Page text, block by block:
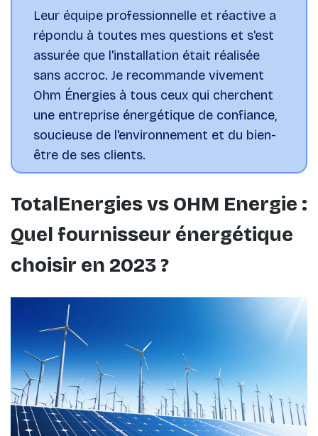
Leur équipe professionnelle et réactive a
répondu à toutes mes questions et s'est
assurée que l'installation était réalisée
sans accroc. Je recommande vivement
Ohm Énergies à tous ceux qui cherchent
une entreprise énergétique de confiance,
soucieuse de l'environnement et du bien-
être de ses clients.
TotalEnergies vs OHM Energie :
Quel fournisseur énergétique
choisir en 2023 ?